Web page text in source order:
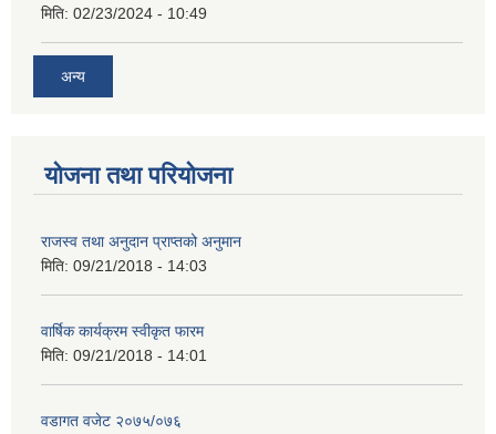
मिति: 02/23/2024 - 10:49
अन्य
योजना तथा परियोजना
राजस्व तथा अनुदान प्राप्तको अनुमान
मिति: 09/21/2018 - 14:03
वार्षिक कार्यक्रम स्वीकृत फारम
मिति: 09/21/2018 - 14:01
वडागत वजेट २०७५/०७६